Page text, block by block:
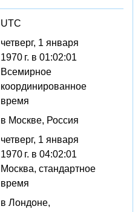
UTC
четверг, 1 января
1970 г. в 01:02:01
Всемирное
координированное
время
в Москве, Россия
четверг, 1 января
1970 г. в 04:02:01
Москва, стандартное
время
в Лондоне,